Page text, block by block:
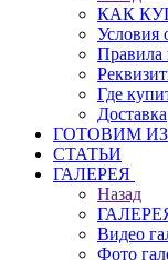
КАК
Условия
Правила
Где
Доставка
ГОТОВИМ
СТАТЬИ
ГАЛЕРЕЯ
Назад
Видео
Фото